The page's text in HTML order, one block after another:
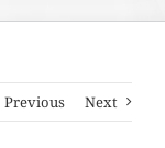
Previous Next